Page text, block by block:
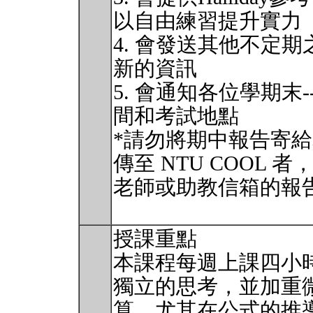
以自由練習提升實力
4. 會發送其他不定期
新的資訊
5. 會通知各位學期末
間和考試地點
*請勿將期中報告寄
傳至 NTU COOL 者
老師或助教信箱的報
授課重點
本課程每週上課四小
獨立的思考，並加重